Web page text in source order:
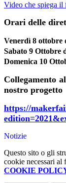
Video che spiega il
Orari delle
Venerdì 8 ottobre
Sabato 9 Ottobre
Domenica 10
Collegamento
nostro progetto
https://
Notizie
Questo sito o gli
cookie necessari
COOKIE